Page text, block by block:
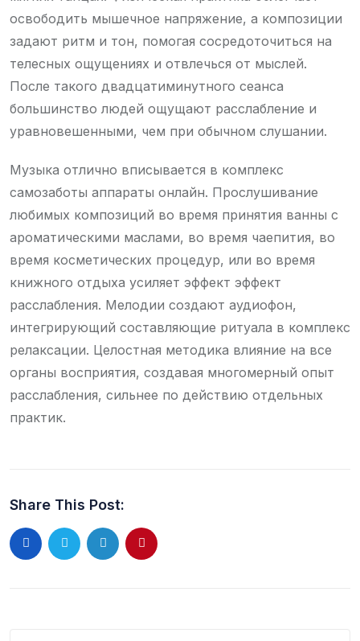
освободить мышечное напряжение, а композиции
задают ритм и тон, помогая сосредоточиться на
телесных ощущениях и отвлечься от мыслей.
После такого двадцатиминутного сеанса
большинство людей ощущают расслабление и
уравновешенными, чем при обычном слушании.
Музыка отлично вписывается в комплекс
самозаботы аппараты онлайн. Прослушивание
любимых композиций во время принятия ванны с
ароматическими маслами, во время чаепития, во
время косметических процедур, или во время
книжного отдыха усиляет эффект эффект
расслабления. Мелодии создают аудиофон,
интегрирующий составляющие ритуала в комплекс
релаксации. Целостная методика влияние на все
органы восприятия, создавая многомерный опыт
расслабления, сильнее по действию отдельных
практик.
Share This Post: